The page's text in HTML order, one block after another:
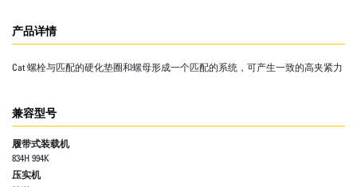
产品详情
Cat 螺栓与匹配的硬化垫圈和螺母形成一个匹配的系统，可产生一致的高夹紧力
兼容型号
履带式装载机
834H 994K
压实机